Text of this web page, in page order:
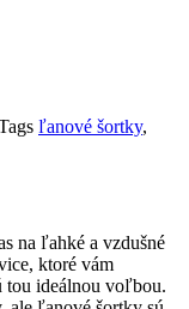
ľanové šortky,
na ľahké a vzdušné
ktoré vám
tou ideálnou voľbou.